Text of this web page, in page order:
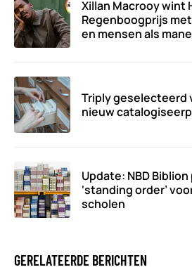
Xillan Macrooy wint
Regenboogprijs
en mensen als
Triply geselecteerd
nieuw
Update: NBD
‘standing order’
scholen
GERELATEERDE BERICHTEN